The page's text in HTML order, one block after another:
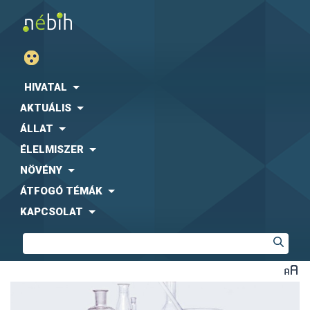
HIVATAL
AKTUÁLIS
ÁLLAT
ÉLELMISZER
NÖVÉNY
ÁTFOGÓ TÉMÁK
KAPCSOLAT